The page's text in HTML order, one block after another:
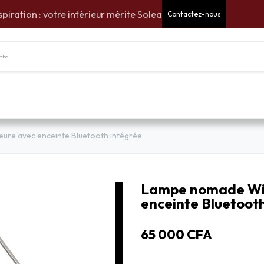
: votre intérieur mérite Solea Contactez-nous
avec enceinte Bluetooth intégrée
Lampe nomade
enceinte
65 000 CFA